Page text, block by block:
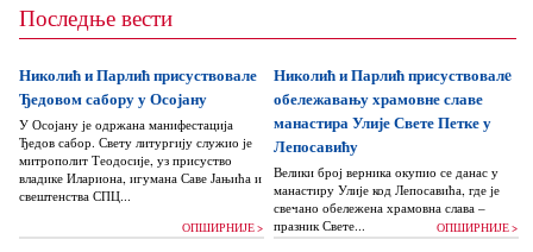
Последње вести
Николић и Парлић присуствовале
Ђедовом сабору у Осојану
У Осојану је одржана манифестација
Ђедов сабор. Свету литургију служио је
митрополит Теодосије, уз присуство
владике Илариона, игумана Саве Јањића и
свештенства СПЦ...
ОПШИРНИЈЕ >
Николић и Парлић присуствовалe
обележавању храмовне славе
манастира Улије Свете Петке у
Лепосавићу
Велики број верника окупио се данас у
манастиру Улије код Лепосавића, где је
свечано обележена храмовна слава –
празник Свете...
ОПШИРНИЈЕ >